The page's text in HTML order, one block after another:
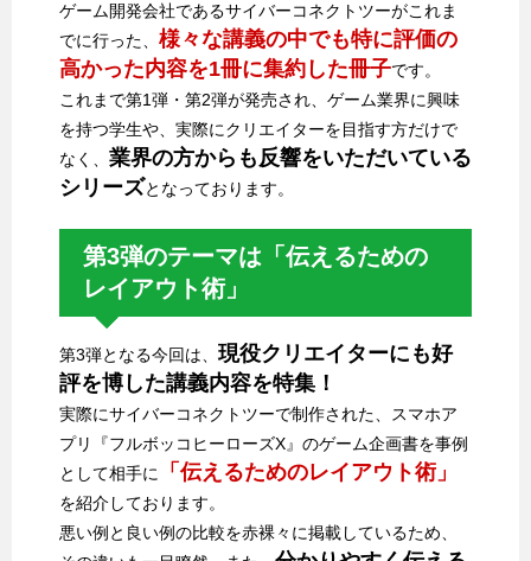
ゲーム開発会社であるサイバーコネクトツーがこれま
でに行った、 様々な講義の中でも特に評価の
⾼かった内容を1冊に集約した冊子です。
これまで第1弾・第2弾が発売され、ゲーム業界に興味
を持つ学生や、実際にクリエイターを目指す方だけで
なく、 業界の方からも反響をいただいている
シリーズとなっております。
第3弾のテーマは「伝えるための
レイアウト術」
第3弾となる今回は、 現役クリエイターにも好
評を博した講義内容を特集！
実際にサイバーコネクトツーで制作された、スマホア
プリ『フルボッコヒーローズX』のゲーム企画書を事例
として相手に
「伝えるためのレイアウト術」
を紹介しております。
悪い例と良い例の比較を赤裸々に掲載しているため、